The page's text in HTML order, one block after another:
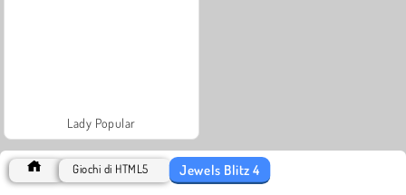
Lady Popular
Giochi di HTML5 Jewels Blitz 4